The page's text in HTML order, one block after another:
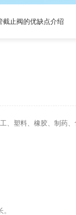
截止阀的优缺点介绍
、塑料、橡胶、制药